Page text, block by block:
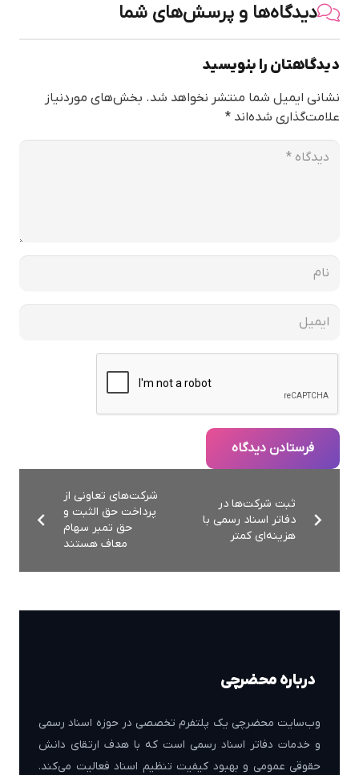
دیدگاه‌ها و پرسش‌های شما
دیدگاهتان را بنویسید
نشانی ایمیل شما منتشر نخواهد شد. بخش‌های موردنیاز
علامت‌گذاری شده‌اند *
فرستادن دیدگاه
شركت‌های تعاونی از
پرداخت حق الثبت و
حق تمبر سهام
معاف هستند
ثبت شرکت‌ها در
دفاتر اسناد رسمی با
هزینه‌ای کمتر
درباره محضرچی
وب‌سایت محضرچی یک پلتفرم تخصصی در حوزه اسناد رسمی
و خدمات دفاتر اسناد رسمی است که با هدف ارتقای دانش
حقوقی عمومی و بهبود کیفیت تنظیم اسناد فعالیت می‌کند.